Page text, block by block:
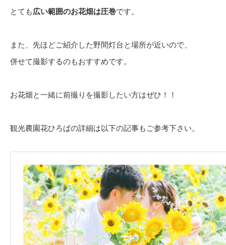
とても広い範囲のお花畑は圧巻です。
また、先ほどご紹介した野間灯台と場所が近いので、
併せて撮影するのもおすすめです。
お花畑と一緒に前撮りを撮影したい方はぜひ！！
観光農園花ひろばの詳細は以下の記事もご参考下さい。